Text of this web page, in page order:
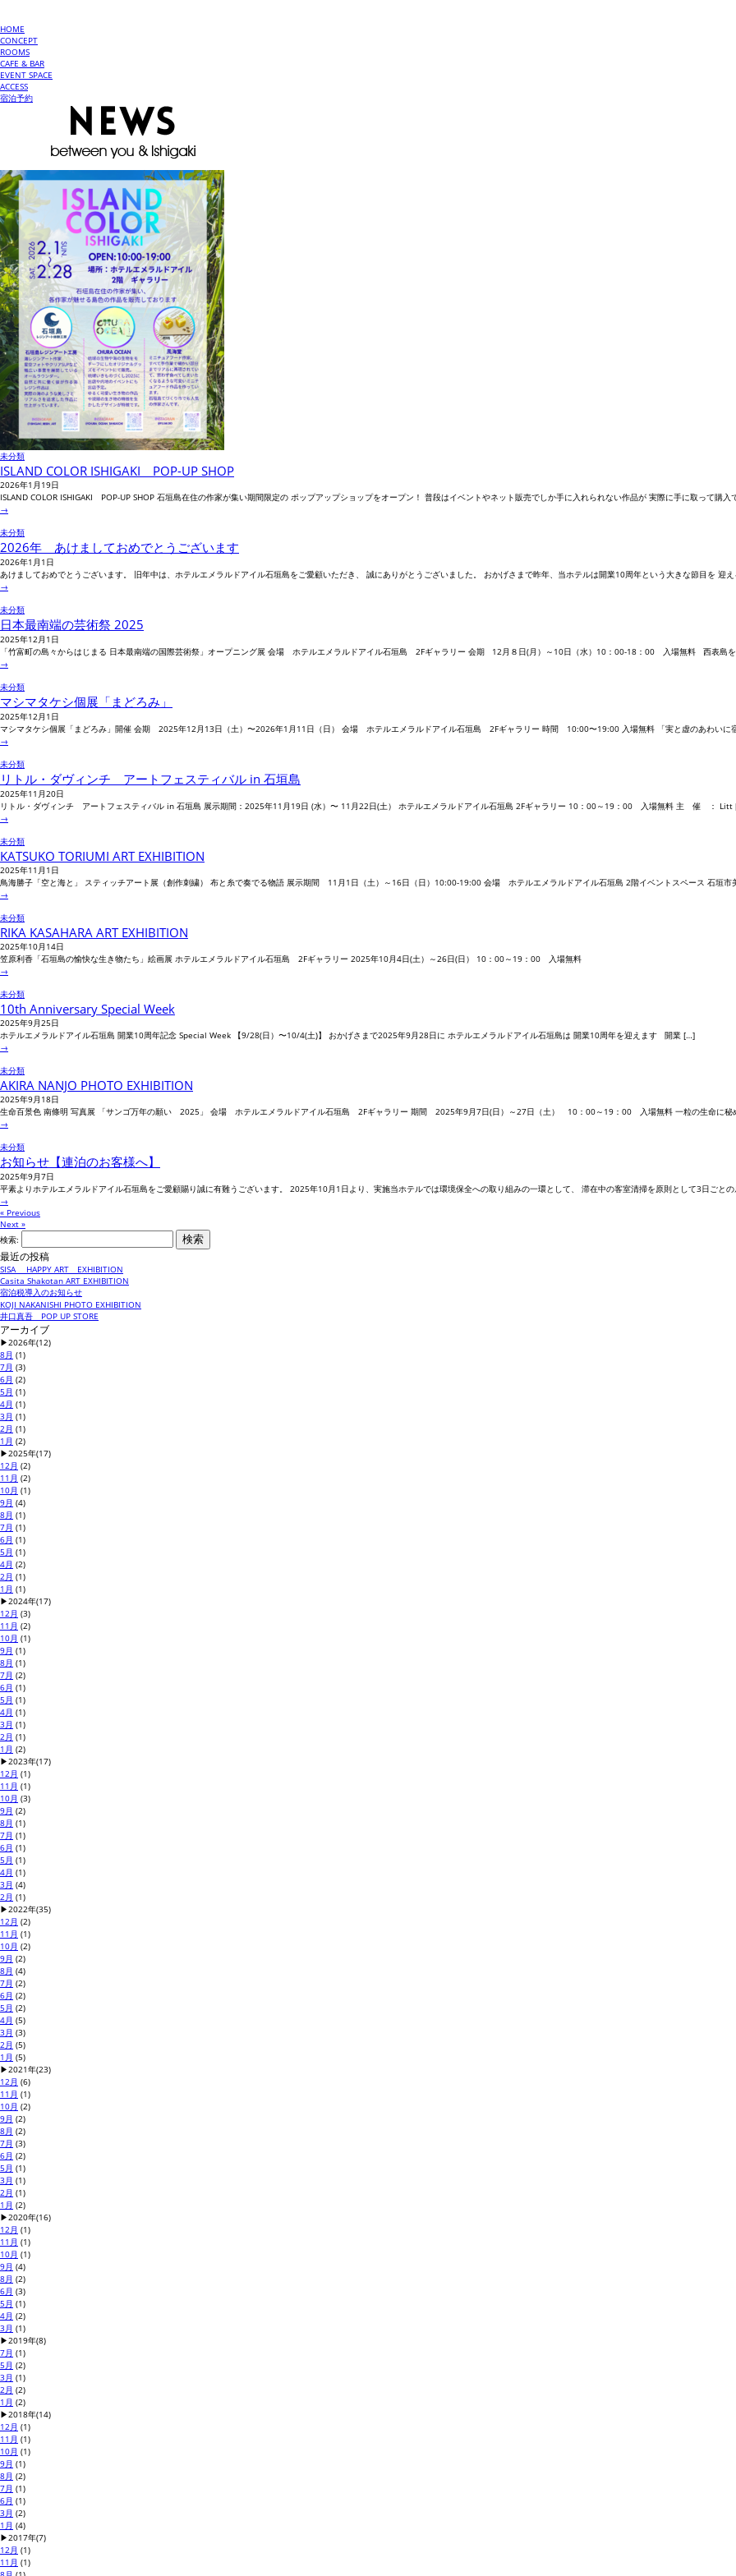
HOME
CONCEPT
ROOMS
CAFE & BAR
EVENT SPACE
ACCESS
宿泊予約
未分類
ISLAND COLOR ISHIGAKI POP-UP SHOP
2026年1月19日
ISLAND COLOR ISHIGAKI POP-UP SHOP 石垣島在住の作家が集い期間限定の ポップアップショップをオープン！ 普段はイベントやネット販売でしか手に入れられない作品が 実際に手に取って購
→
未分類
2026年 あけましておめでとうございます
2026年1月1日
あけましておめでとうございます。 旧年中は、ホテルエメラルドアイル石垣島をご愛顧いただき、 誠にありがとうございました。 おかげさまで昨年、当ホテルは開業10周年という大きな節目を 迎
→
未分類
日本最南端の芸術祭 2025
2025年12月1日
「竹富町の島々からはじまる 日本最南端の国際芸術祭」オープニング展 会場 ホテルエメラルドアイル石垣島 2Fギャラリー 会期 12月８日(月）～10日（水）10：00-18：00 入場無料 西表島
→
未分類
マシマタケシ個展「まどろみ」
2025年12月1日
マシマタケシ個展「まどろみ」開催 会期 2025年12月13日（土）〜2026年1月11日（日） 会場 ホテルエメラルドアイル石垣島 2Fギャラリー 時間 10:00〜19:00 入場無料 「実と虚のあわいに
→
未分類
リトル・ダヴィンチ アートフェスティバル in 石垣島
2025年11月20日
リトル・ダヴィンチ アートフェスティバル in 石垣島 展示期間：2025年11月19日 (水）〜 11月22日(土） ホテルエメラルドアイル石垣島 2Fギャラリー 10：00～19：00 入場無料 主 催 ：
→
未分類
KATSUKO TORIUMI ART EXHIBITION
2025年11月1日
鳥海勝子「空と海と」 スティッチアート展（創作刺繍） 布と糸で奏でる物語 展示期間 11月1日（土）～16日（日）10:00-19:00 会場 ホテルエメラルドアイル石垣島 2階イベントスペース 石垣
→
未分類
RIKA KASAHARA ART EXHIBITION
2025年10月14日
笠原利香「石垣島の愉快な生き物たち」絵画展 ホテルエメラルドアイル石垣島 2Fギャラリー 2025年10月4日(土）～26日(日） 10：00～19：00 入場無料
→
未分類
10th Anniversary Special Week
2025年9月25日
ホテルエメラルドアイル石垣島 開業10周年記念 Special Week 【9/28(日）〜10/4(土)】 おかげさまで2025年9月28日に ホテルエメラルドアイル石垣島は 開業10周年を迎えます 開業 […]
→
未分類
AKIRA NANJO PHOTO EXHIBITION
2025年9月18日
生命百景色 南條明 写真展 「サンゴ万年の願い 2025」 会場 ホテルエメラルドアイル石垣島 2Fギャラリー 期間 2025年9月7日(日）～27日（土） 10：00～19：00 入場無料 一粒の生命に秘
→
未分類
お知らせ【連泊のお客様へ】
2025年9月7日
平素よりホテルエメラルドアイル石垣島をご愛顧賜り誠に有難うございます。 2025年10月1日より、実施当ホテルでは環境保全への取り組みの一環として、 滞在中の客室清掃を原則として3日ごと
→
« Previous
Next »
検索:
最近の投稿
SISA HAPPY ART EXHIBITION
Casita Shakotan ART EXHIBITION
宿泊税導入のお知らせ
KOJI NAKANISHI PHOTO EXHIBITION
井口真吾 POP UP STORE
アーカイブ
▶2026年(12)
8月 (1)
7月 (3)
6月 (2)
5月 (1)
4月 (1)
3月 (1)
2月 (1)
1月 (2)
▶2025年(17)
12月 (2)
11月 (2)
10月 (1)
9月 (4)
8月 (1)
7月 (1)
6月 (1)
5月 (1)
4月 (2)
2月 (1)
1月 (1)
▶2024年(17)
12月 (3)
11月 (2)
10月 (1)
9月 (1)
8月 (1)
7月 (2)
6月 (1)
5月 (1)
4月 (1)
3月 (1)
2月 (1)
1月 (2)
▶2023年(17)
12月 (1)
11月 (1)
10月 (3)
9月 (2)
8月 (1)
7月 (1)
6月 (1)
5月 (1)
4月 (1)
3月 (4)
2月 (1)
▶2022年(35)
12月 (2)
11月 (1)
10月 (2)
9月 (2)
8月 (4)
7月 (2)
6月 (2)
5月 (2)
4月 (5)
3月 (3)
2月 (5)
1月 (5)
▶2021年(23)
12月 (6)
11月 (1)
10月 (2)
9月 (2)
8月 (2)
7月 (3)
6月 (2)
5月 (1)
3月 (1)
2月 (1)
1月 (2)
▶2020年(16)
12月 (1)
11月 (1)
10月 (1)
9月 (4)
8月 (2)
6月 (3)
5月 (1)
4月 (2)
3月 (1)
▶2019年(8)
7月 (1)
5月 (2)
3月 (1)
2月 (2)
1月 (2)
▶2018年(14)
12月 (1)
11月 (1)
10月 (1)
9月 (1)
8月 (2)
7月 (1)
6月 (1)
3月 (2)
1月 (4)
▶2017年(7)
12月 (1)
11月 (1)